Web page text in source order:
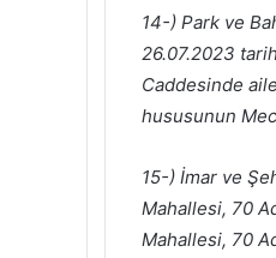
14-) Park ve
26.07.2023
Caddesinde
hususunun
15-) İmar ve
Mahallesi, 70
Mahallesi, 70